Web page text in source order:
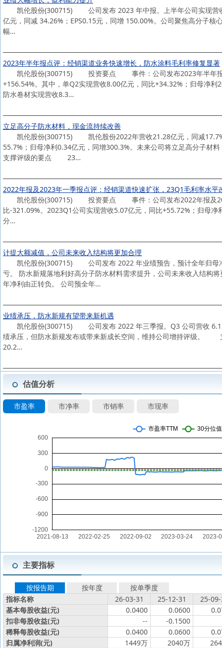
凯伦股份(300715) 公司发布 2023 年中报。上半年公司实现营收
亿元，同减 34.26%；EPS0.15元，同增 150.00%。公司聚焦高分
幅…
2023年半年报点评：经销渠道业务快速增长，防水涂料毛利率修复显著
凯伦股份(300715) 投资要点 事件：公司发布2023年半年报。
+156.54%。其中，单Q2实现营收8.00亿元，同比+34.32%；归母
防水卷材实现营收8.3…
立足高分子防水材料，现金流持续改善
凯伦股份(300715) 凯伦股份2022年营收21.28亿元，同减17.7%
55.7%；归母净利0.34亿元，同增300.3%。未来公司将立足高分子
支撑评级的要点 23…
2022年报及2023年一季报点评：经销渠道快速扩张，23Q1毛利率水平
凯伦股份(300715) 投资要点 事件：公司发布2022年报及2023
比-321.09%。2023Q1公司实现营收5.07亿元，同比+55.72%；归
分…
计提大额减值，公司未来收入结构将更加合理
凯伦股份(300715) 公司发布 2022 年业绩预告，预计全年归母净
亏。 防水新规落地利好高分子防水材料需求提升，公司未来收入
年净利由正转负。 公司预全年…
业绩承压，防水新规有望带来新机遇
凯伦股份(300715) 公司发布 2022 年三季报。Q3 公司营收 6.12
绩承压，但防水新规发布或带来新成长空间，维持公司增持评级
20.2…
估值分析
市盈率 市净率 市销率 市现率
主要指标
按报告期 按年度
按单季度
指标名称
26-03-31 25-12-31
25-
基本每股收益(元)
0.0400 0.0600
扣非每股收益(元)
--
-0.1500
稀释每股收益(元)
0.0400 0.0600
归属净利润(元)
1449万 2040万